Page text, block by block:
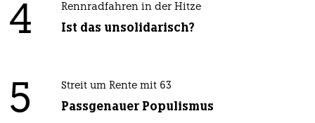
4 Rennradfahren in der Hitze
Ist das unsolidarisch?
5 Streit um Rente mit 63
Passgenauer Populismus